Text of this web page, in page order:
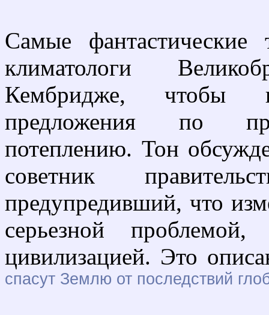
Самые
климатологи
Кембридже, чтобы
предложения по
потеплению. Тон
советник
предупредивший, что
серьезной
цивилизацией. Это
спасут Землю от последствий